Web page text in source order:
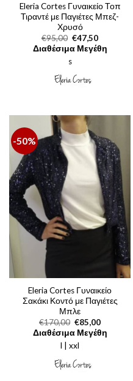
Eleria Cortes Γυναικείο Τοπ
Τιραντέ με Παγιέτες Μπεζ-
Χρυσό
€95,00 Original
price
was:
€95,00.
€47,50Η
τρέχουσα
τιμή
Διαθέσιμα Μεγέθη
s
-50%
Eleria Cortes Γυναικείο
Σακάκι Κοντό με Παγιέτες
Μπλε
€170,00 Original
price
was:
€170,00.
€85,00Η
τρέχουσα
τιμή
Διαθέσιμα Μεγέθη
l | xxl